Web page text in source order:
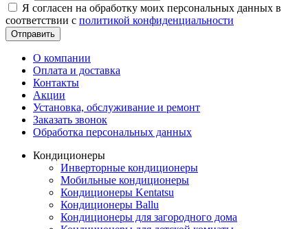
Я согласен на обработку моих персональных данных в
соответствии с политикой конфиденциальности
Отправить
О компании
Оплата и доставка
Контакты
Акции
Установка, обслуживание и ремонт
Заказать звонок
Обработка персональных данных
Кондиционеры
Инверторные кондиционеры
Мобильные кондиционеры
Кондиционеры Kentatsu
Кондиционеры Ballu
Кондиционеры для загородного дома